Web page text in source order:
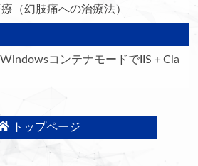
（幻肢痛への治療法）
コンテナモードでIIS＋Cla
トップページ